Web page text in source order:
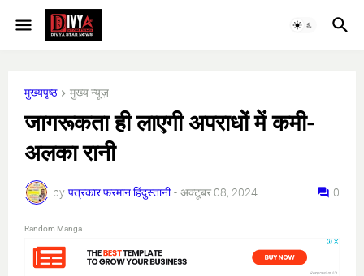
मुख्यपृष्ठ मुख्य न्यूज़
जागरूकता ही लाएगी अपराधों में कमी-
अलका रानी
by पत्रकार फरमान हिंदुस्तानी - अक्टूबर 08, 2024 0
Random Manga